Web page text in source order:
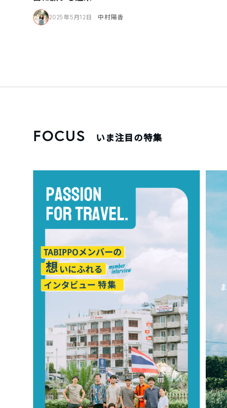
2025年5月12日 中村陽香
FOCUS いま注目の特集